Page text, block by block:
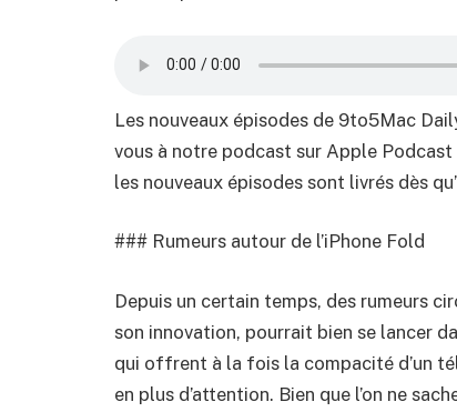
Les nouveaux épisodes de 9to5Mac
vous à notre podcast sur Apple
les nouveaux épisodes sont livrés dès
### Rumeurs autour de l’iPhone Fold
Depuis un certain temps, des rumeurs
son innovation, pourrait bien se lancer
qui offrent à la fois la compacité d’un
en plus d’attention. Bien que l’on ne